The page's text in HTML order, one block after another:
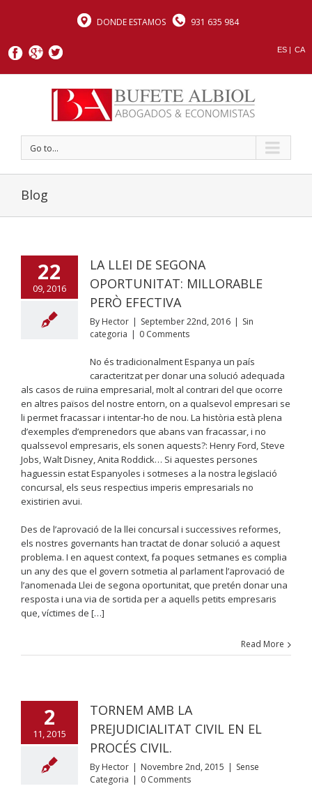
DONDE ESTAMOS 931 635 984
ES | CA
Go to...
Blog
22
09, 2016
LA LLEI DE SEGONA
OPORTUNITAT: MILLORABLE
PERÒ EFECTIVA
By Hector | September 22nd, 2016 | Sin
categoria | 0 Comments
No és tradicionalment Espanya un país
caracteritzat per donar una solució adequada
als casos de ruïna empresarial, molt al contrari del que ocorre
en altres països del nostre entorn, on a qualsevol empresari se
li permet fracassar i intentar-ho de nou. La història està plena
d’exemples d’emprenedors que abans van fracassar, i no
qualssevol empresaris, els sonen aquests?: Henry Ford, Steve
Jobs, Walt Disney, Anita Roddick… Si aquestes persones
haguessin estat Espanyoles i sotmeses a la nostra legislació
concursal, els seus respectius imperis empresarials no
existirien avui.
Des de l’aprovació de la llei concursal i successives reformes,
els nostres governants han tractat de donar solució a aquest
problema. I en aquest context, fa poques setmanes es complia
un any des que el govern sotmetia al parlament l’aprovació de
l’anomenada Llei de segona oportunitat, que pretén donar una
resposta i una via de sortida per a aquells petits empresaris
que, víctimes de […]
Read More
2
11, 2015
TORNEM AMB LA
PREJUDICIALITAT CIVIL EN EL
PROCÉS CIVIL.
By Hector | Novembre 2nd, 2015 | Sense
Categoria | 0 Comments